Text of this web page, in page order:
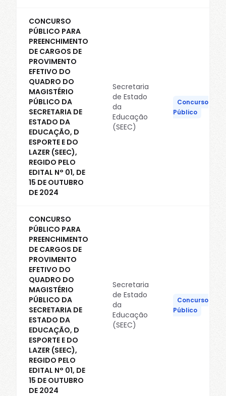
CONCURSO
PÚBLICO PARA
PREENCHIMENTO
DE CARGOS DE
PROVIMENTO
EFETIVO DO
QUADRO DO
MAGISTÉRIO
PÚBLICO DA
SECRETARIA DE
ESTADO DA
EDUCAÇÃO, D
ESPORTE E DO
LAZER (SEEC),
REGIDO PELO
EDITAL N° 01, DE
15 DE OUTUBRO
DE 2024
Secretaria
de Estado
da
Educação
(SEEC)
Concurso
Público
CONCURSO
PÚBLICO PARA
PREENCHIMENTO
DE CARGOS DE
PROVIMENTO
EFETIVO DO
QUADRO DO
MAGISTÉRIO
PÚBLICO DA
SECRETARIA DE
ESTADO DA
EDUCAÇÃO, D
ESPORTE E DO
LAZER (SEEC),
REGIDO PELO
EDITAL N° 01, DE
15 DE OUTUBRO
DE 2024
Secretaria
de Estado
da
Educação
(SEEC)
Concurso
Público